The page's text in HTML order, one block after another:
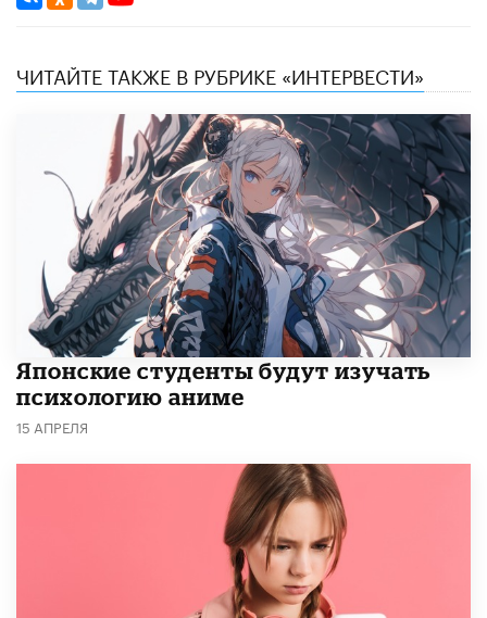
ЧИТАЙТЕ ТАКЖЕ В РУБРИКЕ «ИНТЕРВЕСТИ»
Японские студенты будут изучать
психологию аниме
15 АПРЕЛЯ